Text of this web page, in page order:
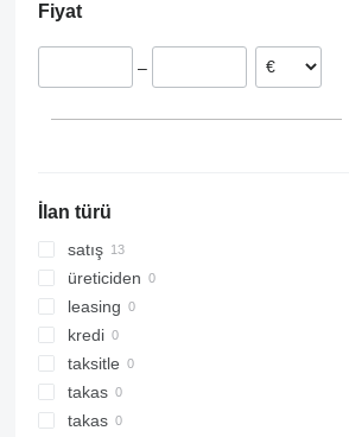
Fiyat
–
İlan türü
satış
üreticiden
leasing
kredi
taksitle
takas
takas